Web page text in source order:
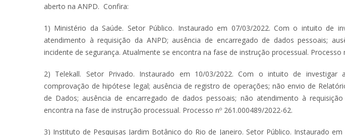
aberto na ANPD. Confira:
1) Ministério da Saúde. Setor Público. Instaurado em 07/03/2022. Com o intuito de
atendimento à requisição da ANPD; ausência de encarregado de dados pessoais;
incidente de segurança. Atualmente se encontra na fase de instrução processual. Processo
2) Telekall. Setor Privado. Instaurado em 10/03/2022. Com o intuito de investigar
comprovação de hipótese legal; ausência de registro de operações; não envio de
de Dados; ausência de encarregado de dados pessoais; não atendimento à
encontra na fase de instrução processual. Processo nº 261.000489/2022-62.
3) Instituto de Pesquisas Jardim Botânico do Rio de Janeiro. Setor Público. Instaurado